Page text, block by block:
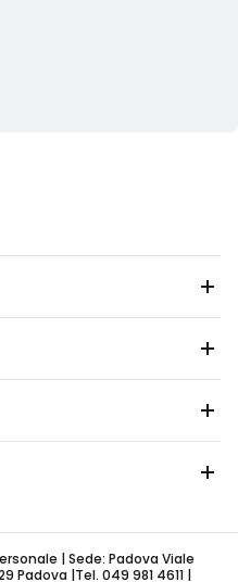
| Sede: Padova Viale
Padova |Tel. 049 981 4611 |